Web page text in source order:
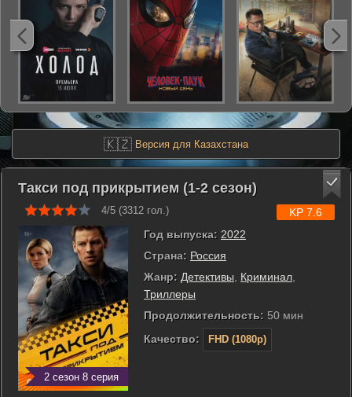
🇰🇿 Версия для Казахстана
Такси под прикрытием (1-2 сезон)
4/5 (3312 гол.)
2 сезон 8 серия
Год выпуска: 2022
Страна: Россия
Жанр: Детективы Криминал
Триллеры
Продолжительность: 50 мин
Качество:
FHD (1080p)
KP 7.6